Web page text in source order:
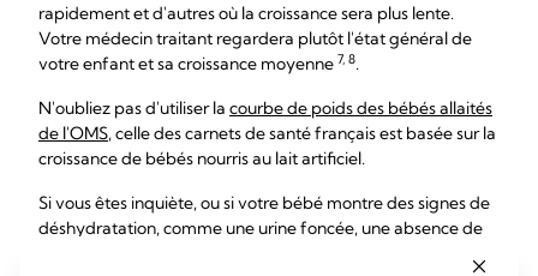
rapidement et d'autres où la croissance sera plus lente.
Votre médecin traitant regardera plutôt l'état général de
votre enfant et sa croissance moyenne 7, 8.
N'oubliez pas d'utiliser la courbe de poids des bébés allaités
de l'OMS, celle des carnets de santé français est basée sur la
croissance de bébés nourris au lait artificiel.
Si vous êtes inquiète, ou si votre bébé montre des signes de
déshydratation, comme une urine foncée, une absence de